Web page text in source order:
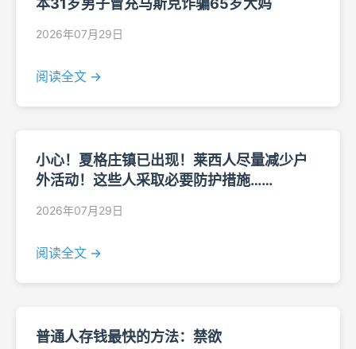
本31岁男子冒充马斯克诈骗65岁大妈
2026年07月29日
阅读全文 →
小心！夏格庄镇已出现！莱西人尽量减少户
外活动！这些人采取必要防护措施……
2026年07月29日
阅读全文 →
普通人存钱最快的方法：禁欲